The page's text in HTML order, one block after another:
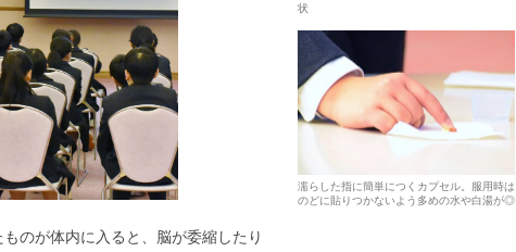
のが体内に入ると、脳が委縮したり
状
濡らした指に簡単につくカプセル。服用時は
のどに貼りつかないよう多めの水や白湯が◎